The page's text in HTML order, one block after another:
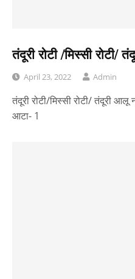
तंदूरी रोटी /मिस्सी
April 23, 2022 Admin
तंदूरी रोटी/मिस्सी रोटी/ तंदूरी
आटा- 1